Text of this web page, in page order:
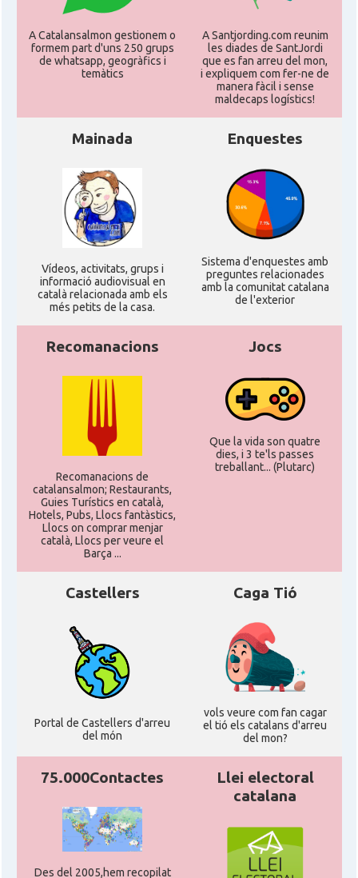
A Catalansalmon gestionem o
formem part d'uns 250 grups
de whatsapp, geogràfics i
temàtics
A Santjording.com reunim
les diades de SantJordi
que es fan arreu del mon,
i expliquem com fer-ne de
manera fàcil i sense
maldecaps logí­stics!
Mainada
Ví­deos, activitats, grups i
informació audiovisual en
català relacionada amb els
més petits de la casa.
Enquestes
Sistema d'enquestes amb
preguntes relacionades
amb la comunitat catalana
de l'exterior
Recomanacions
Recomanacions de
catalansalmon; Restaurants,
Guies Turístics en català,
Hotels, Pubs, Llocs fantàstics,
Llocs on comprar menjar
català, Llocs per veure el
Barça ...
Jocs
Que la vida son quatre
dies, i 3 te'ls passes
treballant... (Plutarc)
Castellers
Portal de Castellers d'arreu
del món
Caga Tió
vols veure com fan cagar
el tió els catalans d'arreu
del mon?
75.000Contactes
Des del 2005,hem recopilat
Llei electoral
catalana